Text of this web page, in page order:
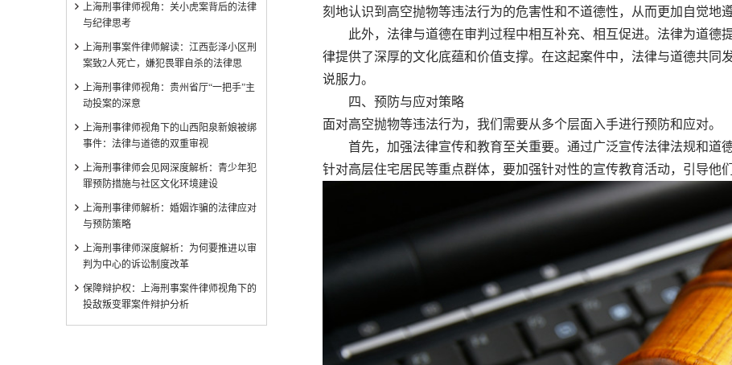
上海刑事律师视角：关小虎案背后的法律
与纪律思考
上海刑事案件律师解读：江西彭泽小区刑
案致2人死亡，嫌犯畏罪自杀的法律思
上海刑事律师视角：贵州省厅“一把手”主
动投案的深意
上海刑事律师视角下的山西阳泉新娘被绑
事件：法律与道德的双重审视
上海刑事律师会见网深度解析：青少年犯
罪预防措施与社区文化环境建设
上海刑事律师解析：婚姻诈骗的法律应对
与预防策略
上海刑事律师深度解析：为何要推进以审
判为中心的诉讼制度改革
保障辩护权：上海刑事案件律师视角下的
投敌叛变罪案件辩护分析
刻地认识到高空抛物等违法行为的危害性和不道德性，从而更加自觉地
此外，法律与道德在审判过程中相互补充、相互促进。法律为道德
律提供了深厚的文化底蕴和价值支撑。在这起案件中，法律与道德共同
说服力。
四、预防与应对策略
面对高空抛物等违法行为，我们需要从多个层面入手进行预防和应对。
首先，加强法律宣传和教育至关重要。通过广泛宣传法律法规和道
针对高层住宅居民等重点群体，要加强针对性的宣传教育活动，引导他